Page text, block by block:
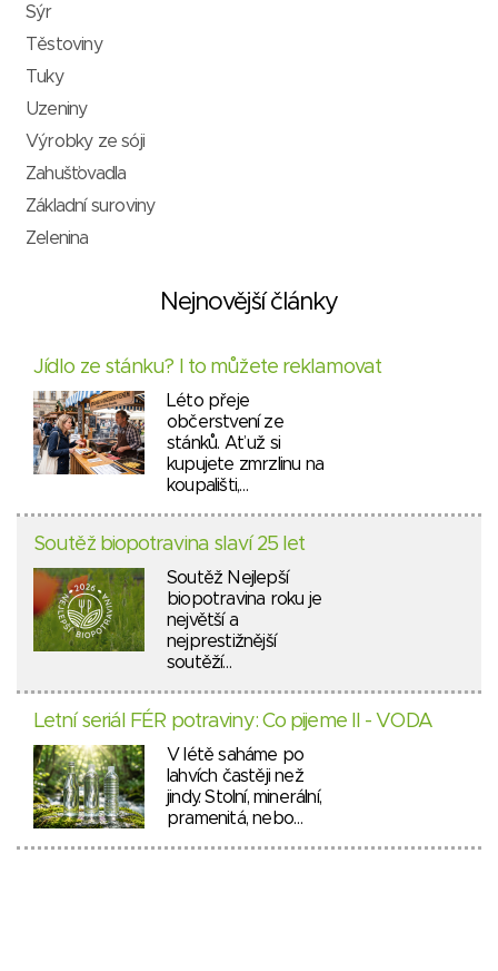
Sýr
Těstoviny
Tuky
Uzeniny
Výrobky ze sóji
Zahušťovadla
Základní suroviny
Zelenina
Nejnovější články
Jídlo ze stánku? I to můžete reklamovat
Léto přeje
občerstvení ze
stánků. Ať už si
kupujete zmrzlinu na
koupališti,…
Soutěž biopotravina slaví 25 let
Soutěž Nejlepší
biopotravina roku je
největší a
nejprestižnější
soutěží…
Letní seriál FÉR potraviny: Co pijeme II - VODA
V létě saháme po
lahvích častěji než
jindy. Stolní, minerální,
pramenitá, nebo…